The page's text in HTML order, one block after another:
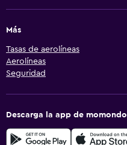
Más
Tasas de aerolíneas
Aerolíneas
Seguridad
Descarga la app de momondo